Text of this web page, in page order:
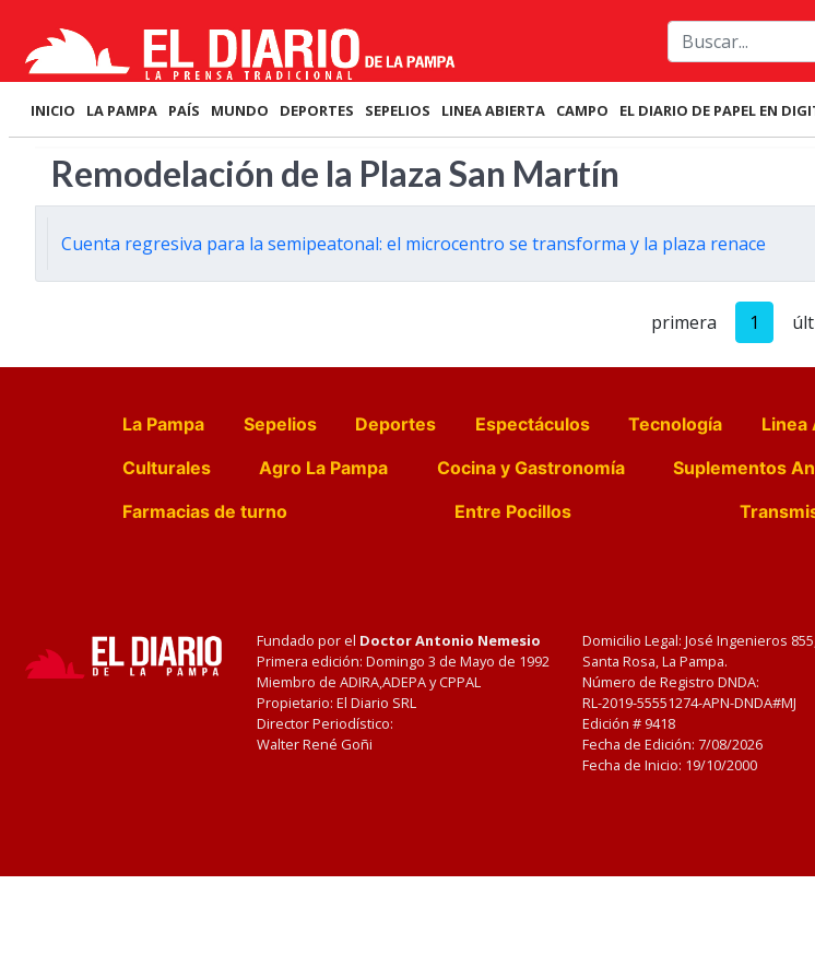
INICIO LA PAMPA PAÍS MUNDO DEPORTES SEPELIOS LINEA ABIERTA CAMPO EL DIARIO DE PAPEL EN
Remodelación de la Plaza San Martín
Cuenta regresiva para la semipeatonal: el microcentro se transforma y la plaza renace
primera 1
La Pampa Sepelios Deportes Espectáculos Tecnología Linea
Culturales
Agro La Pampa Cocina y Gastronomía Suplementos
Farmacias de turno
Entre Pocillos
Fundado por el Doctor Antonio Nemesio
Primera edición: Domingo 3 de Mayo de 1992
Miembro de ADIRA,ADEPA y CPPAL
Propietario: El Diario SRL
Director Periodístico:
Walter René Goñi
Domicilio Legal: José Ingenieros
Santa Rosa, La Pampa.
Número de Registro DNDA:
RL-2019-55551274-APN-DNDA#MJ
Edición # 9418
Fecha de Edición: 7/08/2026
Fecha de Inicio: 19/10/2000